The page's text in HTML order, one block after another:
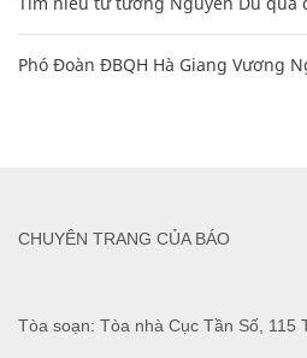
Phó Đoàn ĐBQH Hà Giang Vương
Tòa soạn: Tòa nhà Cục Tần Số, 115
CHUYÊN TRANG CỦA BÁO